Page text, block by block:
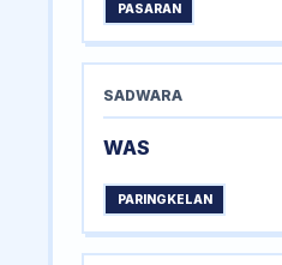
PASARAN
SADWARA
WAS
PARINGKELAN